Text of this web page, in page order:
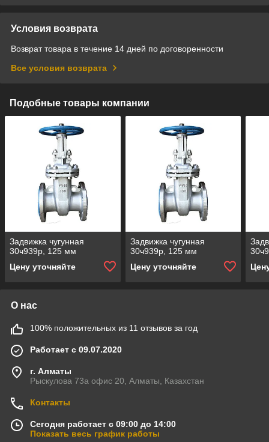
Условия возврата
Возврат товара в течение 14 дней по договоренности
Все условия возврата
Подобные товары компании
Задвижка чугунная
30ч939р, 125 мм
Цену уточняйте
Задвижка чугунная
30ч939р, 125 мм
Цену уточняйте
О нас
100% положительных из 11 отзывов за год
Работает с 09.07.2020
г. Алматы
Рыскулова 73а офис 20, Алматы, Казахстан
Контакты
Сегодня работает с 09:00 до 14:00
Показать весь график работы